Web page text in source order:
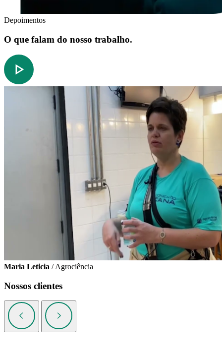
Depoimentos
O que falam do nosso trabalho.
Maria Leticia / Agrociência
Nossos clientes